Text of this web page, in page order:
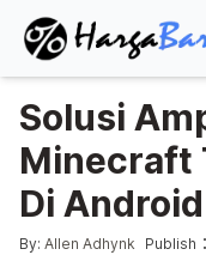
Solusi
Minecraft
Di Android
Posted by
By: Allen Adhynk Publish :